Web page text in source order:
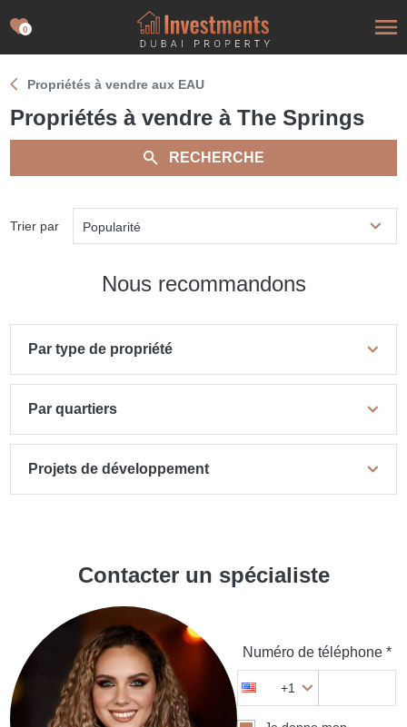
0
Propriétés à vendre aux EAU
Propriétés à vendre à The Springs
RECHERCHE
Trier par Popularité
Nous recommandons
Par type de propriété
Par quartiers
Projets de développement
Contacter un spécialiste
Numéro de téléphone *
+1